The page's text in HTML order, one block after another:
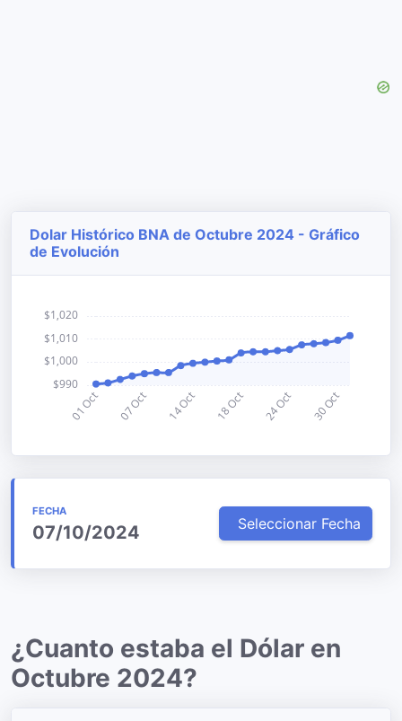
Dolar Histórico BNA de Octubre 2024 - Gráfico
de Evolución
FECHA
07/10/2024 Seleccionar Fecha
¿Cuanto estaba el Dólar en
Octubre 2024?